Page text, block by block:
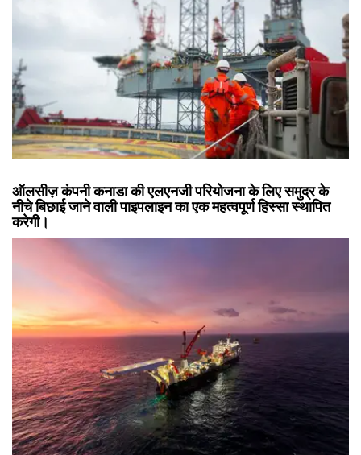
ऑलसीज़ कंपनी कनाडा की एलएनजी परियोजना के लिए समुद्र के
नीचे बिछाई जाने वाली पाइपलाइन का एक महत्वपूर्ण हिस्सा स्थापित
करेगी।